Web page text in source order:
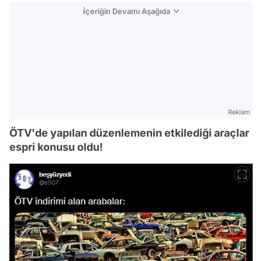
İçeriğin Devamı Aşağıda
Reklam
ÖTV'de yapılan düzenlemenin etkilediği araçlar
espri konusu oldu!